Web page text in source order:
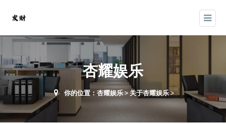
杏耀娱乐
你的位置：杏耀娱乐> 关于杏耀娱乐>